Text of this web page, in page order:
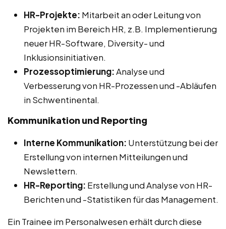
HR-Projekte: Mitarbeit an oder Leitung von
Projekten im Bereich HR, z.B. Implementierung
neuer HR-Software, Diversity- und
Inklusionsinitiativen.
Prozessoptimierung:Analyse und
Verbesserung von HR-Prozessen und -Abläufen
in Schwentinental.
Kommunikation und Reporting
Interne Kommunikation: Unterstützung bei der
Erstellung von internen Mitteilungen und
Newslettern.
HR-Reporting: Erstellung und Analyse von HR-
Berichten und -Statistiken für das Management.
Ein Trainee im Personalwesen erhält durch diese